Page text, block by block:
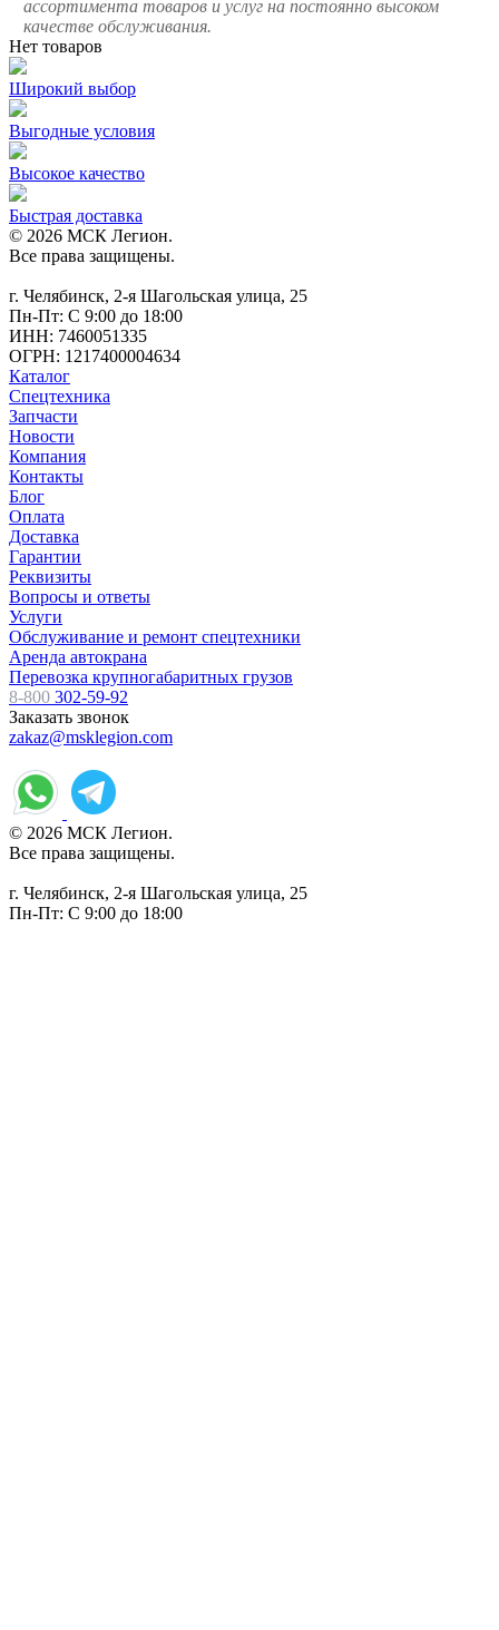
ассортимента товаров и услуг на постоянно высоком
качестве обслуживания.
Нет товаров
Широкий выбор
Выгодные условия
Высокое качество
Быстрая доставка
© 2026 МСК Легион.
Все права защищены.
г. Челябинск, 2-я Шагольская улица, 25
Пн-Пт: С 9:00 до 18:00
ИНН: 7460051335
ОГРН: 1217400004634
Каталог
Спецтехника
Запчасти
Новости
Компания
Контакты
Блог
Оплата
Доставка
Гарантии
Реквизиты
Вопросы и ответы
Услуги
Обслуживание и ремонт спецтехники
Аренда автокрана
Перевозка крупногабаритных грузов
8-800 302-59-92
Заказать звонок
zakaz@msklegion.com
© 2026 МСК Легион.
Все права защищены.
г. Челябинск, 2-я Шагольская улица, 25
Пн-Пт: С 9:00 до 18:00